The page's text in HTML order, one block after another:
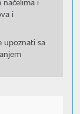
i
i
upoznati sa